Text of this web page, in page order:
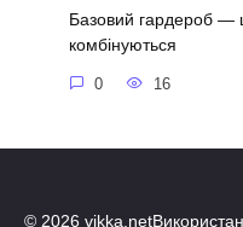
Базовий гардероб —
комбінуються
0 16
© 2026